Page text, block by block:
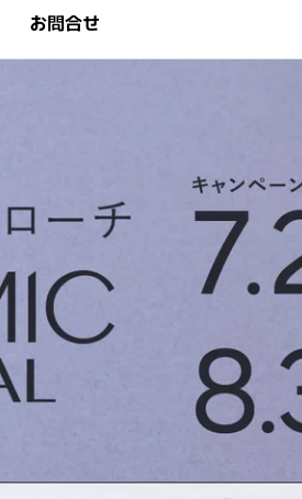
お問合せ